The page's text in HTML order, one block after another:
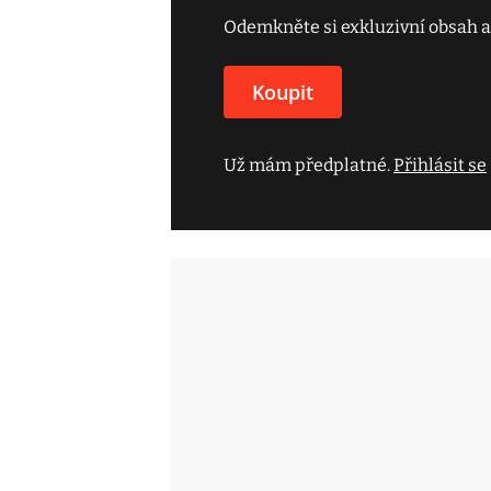
Odemkněte si exkluzivní obsah
Koupit
Už mám předplatné.Přihlásit se